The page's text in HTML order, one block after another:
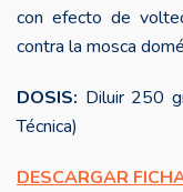
con efecto de
contra la mosca
DOSIS: Diluir 250
Técnica)
DESCARGAR